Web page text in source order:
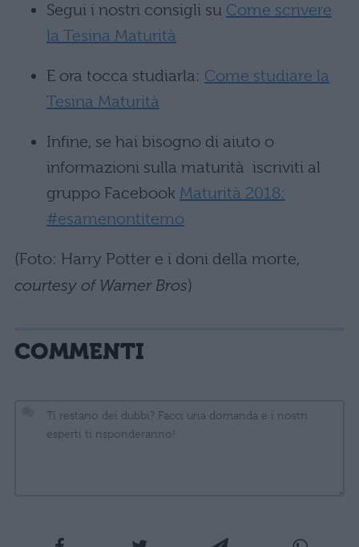
Segui i nostri consigli su Come scrivere
la Tesina Maturità
E ora tocca studiarla: Come studiare la
Tesina Maturità
Infine, se hai bisogno di aiuto o
informazioni sulla maturità iscriviti al
gruppo Facebook Maturità 2018:
#esamenontitemo
(Foto: Harry Potter e i doni della morte,
courtesy of Warner Bros)
COMMENTI